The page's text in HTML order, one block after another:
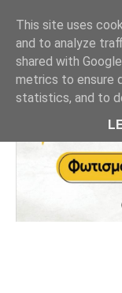
This site uses
and to analyze
shared with
metrics to ensure
statistics, and to